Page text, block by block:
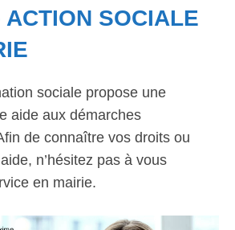
ACTION SOCIALE
sociale propose une
aide aux démarches
de connaître vos droits ou
n’hésitez pas à vous
en mairie.